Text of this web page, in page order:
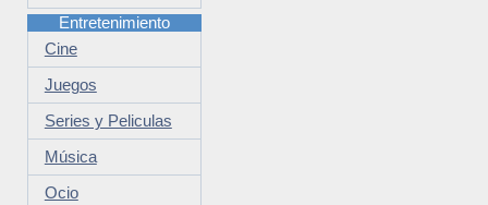
Entretenimiento
Cine
Juegos
Series y Peliculas
Música
Ocio